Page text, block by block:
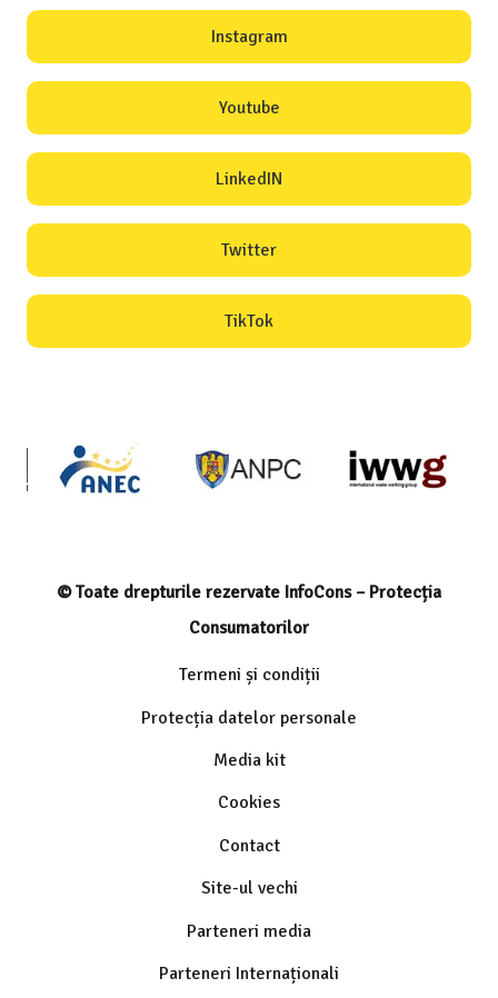
Instagram
Youtube
LinkedIN
Twitter
TikTok
© Toate drepturile rezervate InfoCons – Protecția
Consumatorilor
Termeni și condiții
Protecția datelor personale
Media kit
Cookies
Contact
Site-ul vechi
Parteneri media
Parteneri Internaționali